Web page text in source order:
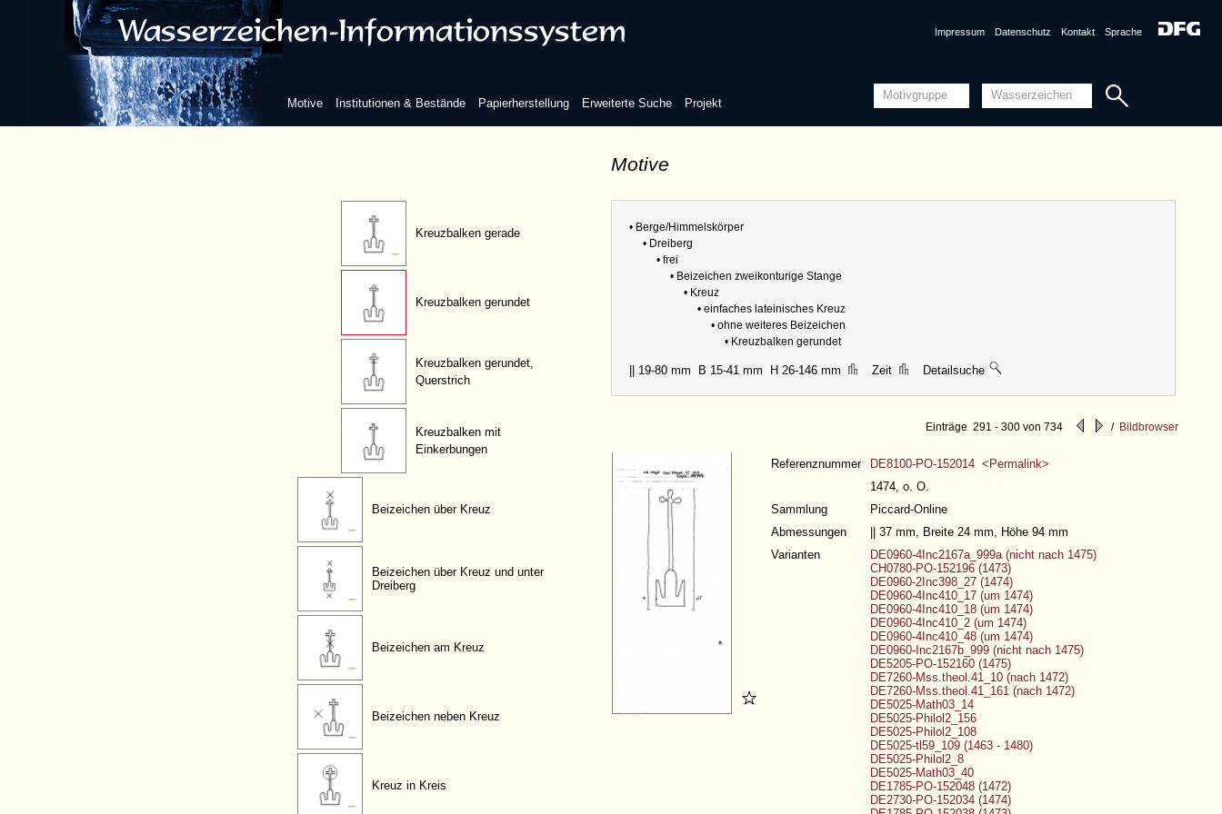
Motive Institutionen & Bestände Papierherstellung Erweiterte Suche Projekt
Impressum Datenschutz Kontakt Sprache
Motive
Kreuz
einfaches lateinisches Kreuz
Kreuzbalken gerade
Kreuzbalken gerundet
Kreuzbalken gerundet,
Querstrich
Kreuzbalken mit
Einkerbungen
Beizeichen über Kreuz
Beizeichen über Kreuz und unter
Dreiberg
Beizeichen am Kreuz
Beizeichen neben Kreuz
Kreuz in Kreis
• Berge/Himmelskörper
• Dreiberg
• frei
• Beizeichen zweikonturige Stange
• Kreuz
• einfaches lateinisches Kreuz
• ohne weiteres Beizeichen
• Kreuzbalken gerundet
|| 19-80 mm B 15-41 mm H 26-146 mm Zeit Detailsuche
Einträge 291 - 300 von 734 / Bildbrowser
Reutlingen [erschlossen]
Referenznummer
DE8100-PO-152014 <Permalink>
1474, o. O.
Sammlung
Piccard-Online
Abmessungen
|| 37 mm, Breite 24 mm, Höhe 94 mm
Varianten
DE0960-4Inc2167a_999a (nicht nach 1475)
CH0780-PO-152196 (1473)
DE0960-2Inc398_27 (1474)
DE0960-4Inc410_17 (um 1474)
DE0960-4Inc410_18 (um 1474)
DE0960-4Inc410_2 (um 1474)
DE0960-4Inc410_48 (um 1474)
DE0960-Inc2167b_999 (nicht nach 1475)
DE5205-PO-152160 (1475)
DE7260-Mss.theol.41_10 (nach 1472)
DE7260-Mss.theol.41_161 (nach 1472)
DE5025-Math03_14
DE5025-Philol2_156
DE5025-Philol2_108
DE5025-tl59_109 (1463 - 1480)
DE5025-Philol2_8
DE5025-Math03_40
DE1785-PO-152048 (1472)
DE2730-PO-152034 (1474)